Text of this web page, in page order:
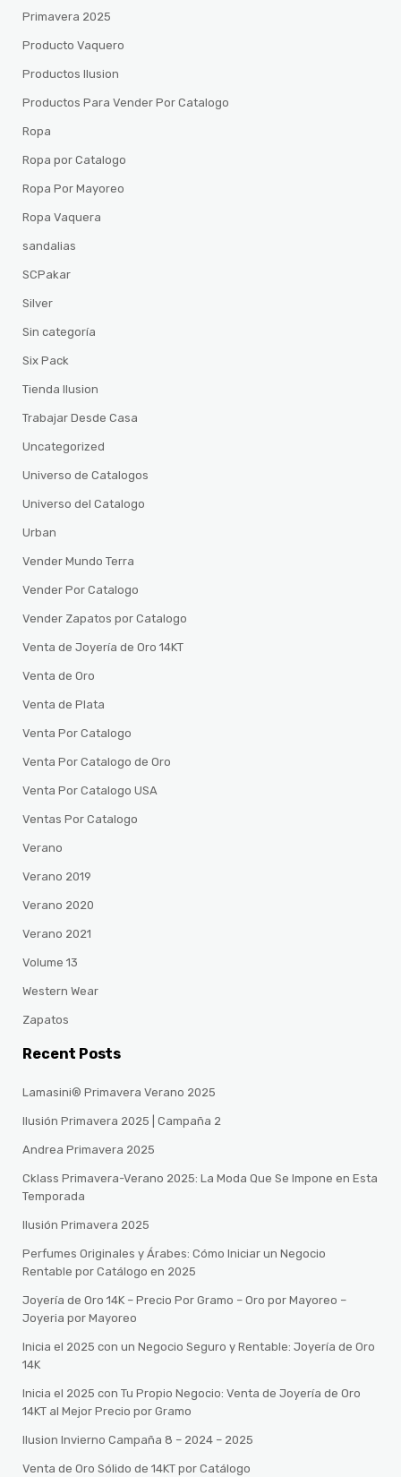
Primavera 2025
Producto Vaquero
Productos Ilusion
Productos Para Vender Por Catalogo
Ropa
Ropa por Catalogo
Ropa Por Mayoreo
Ropa Vaquera
sandalias
SCPakar
Silver
Sin categoría
Six Pack
Tienda Ilusion
Trabajar Desde Casa
Uncategorized
Universo de Catalogos
Universo del Catalogo
Urban
Vender Mundo Terra
Vender Por Catalogo
Vender Zapatos por Catalogo
Venta de Joyería de Oro 14KT
Venta de Oro
Venta de Plata
Venta Por Catalogo
Venta Por Catalogo de Oro
Venta Por Catalogo USA
Ventas Por Catalogo
Verano
Verano 2019
Verano 2020
Verano 2021
Volume 13
Western Wear
Zapatos
Recent Posts
Lamasini® Primavera Verano 2025
Ilusión Primavera 2025 | Campaña 2
Andrea Primavera 2025
Cklass Primavera-Verano 2025: La Moda Que Se Impone en Esta
Temporada
Ilusión Primavera 2025
Perfumes Originales y Árabes: Cómo Iniciar un Negocio
Rentable por Catálogo en 2025
Joyería de Oro 14K – Precio Por Gramo – Oro por Mayoreo –
Joyeria por Mayoreo
Inicia el 2025 con un Negocio Seguro y Rentable: Joyería de Oro
14K
Inicia el 2025 con Tu Propio Negocio: Venta de Joyería de Oro
14KT al Mejor Precio por Gramo
Ilusion Invierno Campaña 8 – 2024 – 2025
Venta de Oro Sólido de 14KT por Catálogo